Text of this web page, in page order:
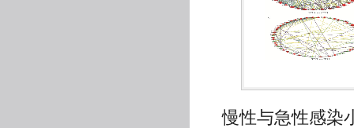
慢性与急性感染